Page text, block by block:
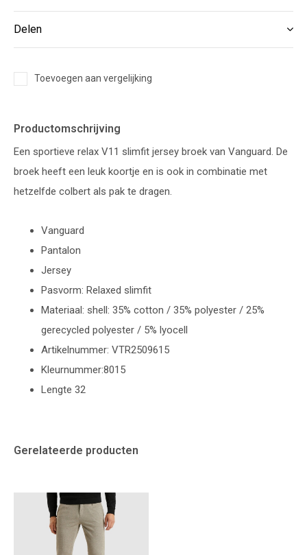
Delen
Toevoegen aan vergelijking
Productomschrijving
Een sportieve relax V11 slimfit jersey broek van Vanguard. De
broek heeft een leuk koortje en is ook in combinatie met
hetzelfde colbert als pak te dragen.
Vanguard
Pantalon
Jersey
Pasvorm: Relaxed slimfit
Materiaal: shell: 35% cotton / 35% polyester / 25%
gerecycled polyester / 5% lyocell
Artikelnummer: VTR2509615
Kleurnummer:8015
Lengte 32
Gerelateerde producten